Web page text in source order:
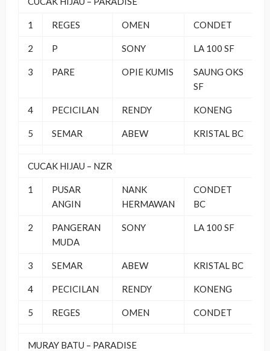
1 REGES OMEN CONDET
2 P SONY LA 100 SF
3 PARE OPIE KUMIS
SAUNG OKS
SF
4 PECICILAN RENDY KONENG
5 SEMAR ABEW KRISTAL BC
CUCAK HIJAU – NZR
1
PUSAR
ANGIN
NANK
HERMAWAN
CONDET
BC
2
PANGERAN
MUDA
SONY LA 100 SF
3 SEMAR ABEW KRISTAL BC
4 PECICILAN RENDY KONENG
5 REGES OMEN CONDET
MURAY BATU – PARADISE